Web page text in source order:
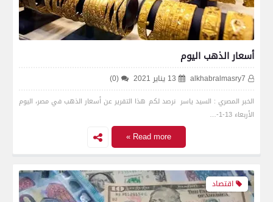
أسعار الذهب اليوم
alkhabralmasry7 13 يناير 2021 (0)
الخبر المصري : السيد ياسر نرصد لكم هذا التقرير عن أسعار الذهب في مصر، اليوم
الأربعاء 13-1-…
Read more »
اقتصاد